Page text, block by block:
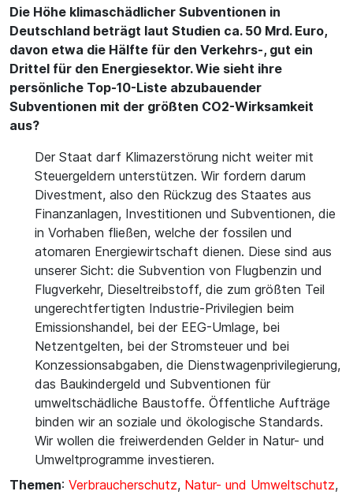
Die Höhe klimaschädlicher Subventionen in
Deutschland beträgt laut Studien ca. 50 Mrd. Euro,
davon etwa die Hälfte für den Verkehrs-, gut ein
Drittel für den Energiesektor. Wie sieht ihre
persönliche Top-10-Liste abzubauender
Subventionen mit der größten CO2-Wirksamkeit
aus?
Der Staat darf Klimazerstörung nicht weiter mit
Steuergeldern unterstützen. Wir fordern darum
Divestment, also den Rückzug des Staates aus
Finanzanlagen, Investitionen und Subventionen, die
in Vorhaben fließen, welche der fossilen und
atomaren Energiewirtschaft dienen. Diese sind aus
unserer Sicht: die Subvention von Flugbenzin und
Flugverkehr, Dieseltreibstoff, die zum größten Teil
ungerechtfertigten Industrie-Privilegien beim
Emissionshandel, bei der EEG-Umlage, bei
Netzentgelten, bei der Stromsteuer und bei
Konzessionsabgaben, die Dienstwagenprivilegierung,
das Baukindergeld und Subventionen für
umweltschädliche Baustoffe. Öffentliche Aufträge
binden wir an soziale und ökologische Standards.
Wir wollen die freiwerdenden Gelder in Natur- und
Umweltprogramme investieren.
Themen: Verbraucherschutz, Natur- und Umweltschutz,